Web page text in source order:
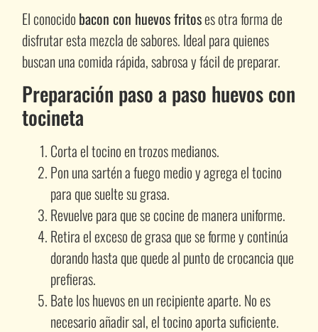
El conocido bacon con huevos fritoses otra forma de
disfrutar esta mezcla de sabores. Ideal para quienes
buscan una comida rápida, sabrosa y fácil de preparar.
Preparación paso a paso huevos con
tocineta
Corta el tocino en trozos medianos.
Pon una sartén a fuego medio y agrega el tocino
para que suelte su grasa.
Revuelve para que se cocine de manera uniforme.
Retira el exceso de grasa que se forme y continúa
dorando hasta que quede al punto de crocancia que
prefieras.
Bate los huevos en un recipiente aparte. No es
necesario añadir sal, el tocino aporta suficiente.